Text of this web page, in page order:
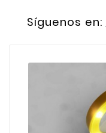
Síguenos en: